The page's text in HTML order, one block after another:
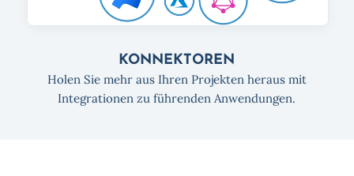
KONNEKTOREN
Holen Sie mehr aus Ihren Projekten heraus mit
Integrationen zu führenden Anwendungen.